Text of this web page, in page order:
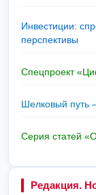
Инвестиции:
перспективы
Спецпроект
Шелковый путь
Серия статей
Редакция.